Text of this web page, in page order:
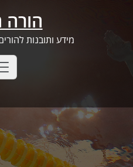
content
הורה
מידע ותובנות